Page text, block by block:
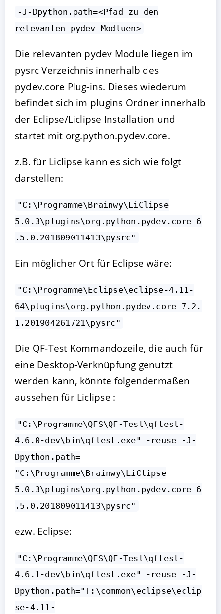
-J-Dpython.path=<Pfad zu den
relevanten pydev Modluen>
Die relevanten pydev Module liegen im
pysrc Verzeichnis innerhalb des
pydev.core Plug-ins. Dieses wiederum
befindet sich im plugins Ordner innerhalb
der Eclipse/Liclipse Installation und
startet mit org.python.pydev.core.
z.B. für Liclipse kann es sich wie folgt
darstellen:
"C:\Programme\Brainwy\LiClipse
5.0.3\plugins\org.python.pydev.core_6
.5.0.201809011413\pysrc"
Ein möglicher Ort für Eclipse wäre:
"C:\Programme\Eclipse\eclipse-4.11-
64\plugins\org.python.pydev.core_7.2.
1.201904261721\pysrc"
Die QF-Test Kommandozeile, die auch für
eine Desktop-Verknüpfung genutzt
werden kann, könnte folgendermaßen
aussehen für Liclipse :
"C:\Programme\QFS\QF-Test\qftest-
4.6.0-dev\bin\qftest.exe" -reuse -J-
Dpython.path=
"C:\Programme\Brainwy\LiClipse
5.0.3\plugins\org.python.pydev.core_6
.5.0.201809011413\pysrc"
ezw. Eclipse:
"C:\Programme\QFS\QF-Test\qftest-
4.6.1-dev\bin\qftest.exe" -reuse -J-
Dpython.path="T:\common\eclipse\eclip
se-4.11-